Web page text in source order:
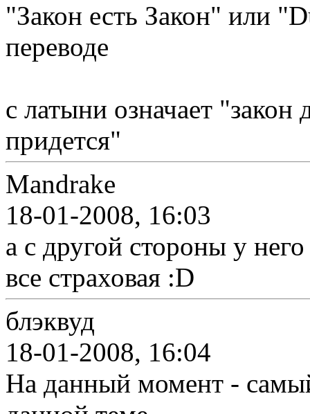
"Закон есть Закон" или
переводе
с латыни означает
придется"
Mandrake
18-01-2008, 16:03
а с другой стороны у
все страховая :D
блэквуд
18-01-2008, 16:04
На данный момент -